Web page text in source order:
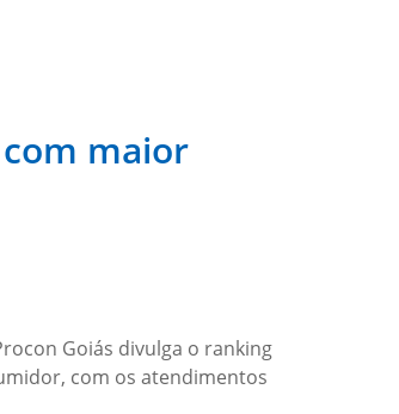
maior
Goiás divulga o ranking
com os atendimentos